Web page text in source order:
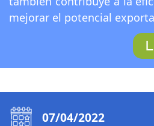
mejorar el potencial
07/04/2022